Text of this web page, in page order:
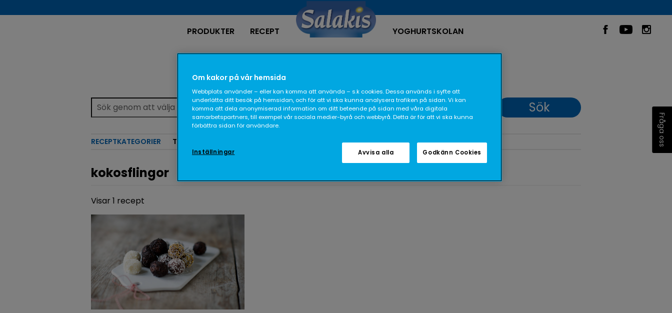
Fråga oss
PRODUKTER RECEPT YOGHURTSKOLAN
RECEPTKATEGORIER TEMAN
kokosflingor
Visar 1 recept
Om kakor på vår hemsida
Webbplats använder – eller kan komma att använda – s.k cookies. Dessa används i syfte att
underlätta ditt besök på hemsidan, och för att vi ska kunna analysera trafiken på sidan. Vi kan
komma att dela anonymiserad information om ditt beteende på sidan med våra digitala
samarbetspartners, till exempel vår sociala medier-byrå och webbyrå. Detta är för att vi ska kunna
förbättra sidan för användare.
Avvisa alla Godkänn Cookies
Inställningar